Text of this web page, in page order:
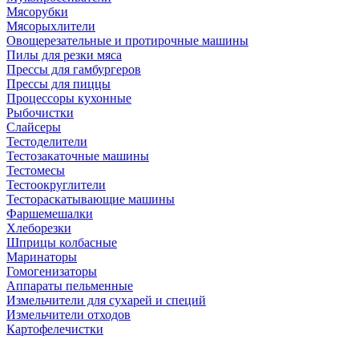
Мясорубки
Мясорыхлители
Овощерезательные и протирочные машины
Пилы для резки мяса
Прессы для гамбургеров
Прессы для пиццы
Процессоры кухонные
Рыбочистки
Слайсеры
Тестоделители
Тестозакаточные машины
Тестомесы
Тестоокруглители
Тестораскатывающие машины
Фаршемешалки
Хлеборезки
Шприцы колбасные
Маринаторы
Гомогенизаторы
Аппараты пельменные
Измельчители для сухарей и специй
Измельчители отходов
Картофелечистки